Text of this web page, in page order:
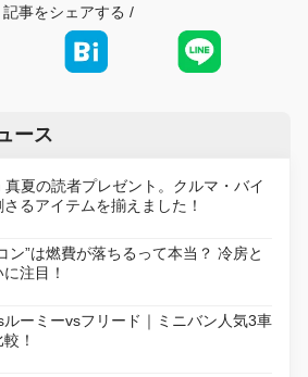
記事をシェアする /
ース
夏の読者プレゼント。クルマ・バイ
るアイテムを揃えました！
ン”は燃費が落ちるって本当？ 冷房と
注目！
ルーミーvsフリード｜ミニバン人気3車
！